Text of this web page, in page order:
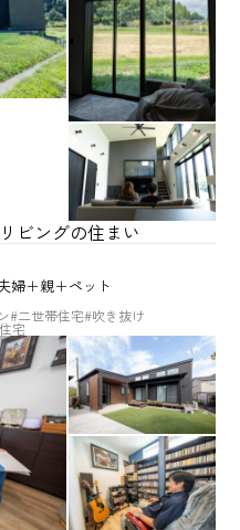
ビングの住まい
婦＋親＋ペット
#二世帯住宅#吹き抜け
宅